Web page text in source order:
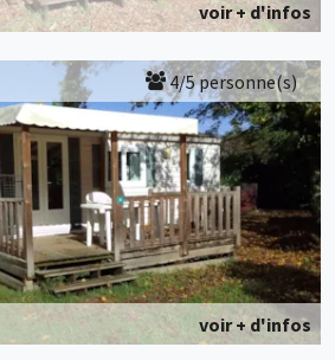
voir + d'infos
4/5 personne(s)
voir + d'infos